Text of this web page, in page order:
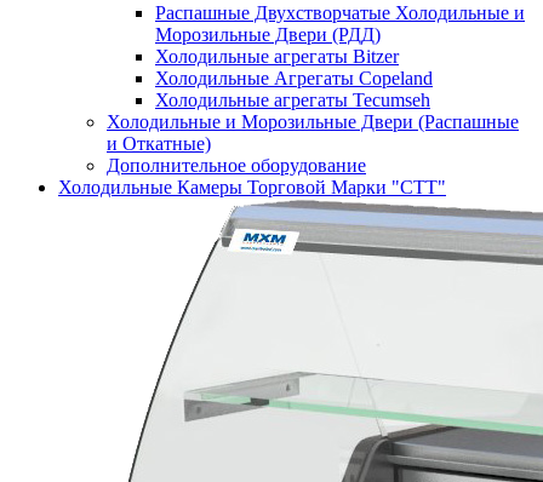
Распашные Двухстворчатые Холодильные и
Морозильные Двери (РДД)
Холодильные агрегаты Bitzer
Холодильные Агрегаты Copeland
Холодильные агрегаты Tecumseh
Холодильные и Морозильные Двери (Распашные
и Откатные)
Дополнительное оборудование
Холодильные Камеры Торговой Марки "СТТ"